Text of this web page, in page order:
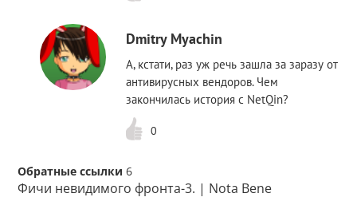
Dmitry Myachin
А, кстати, раз уж речь зашла за заразу от
антивирусных вендоров. Чем
закончилась история с NetQin?
0
Обратные ссылки 6
Фичи невидимого фронта-3. | Nota Bene